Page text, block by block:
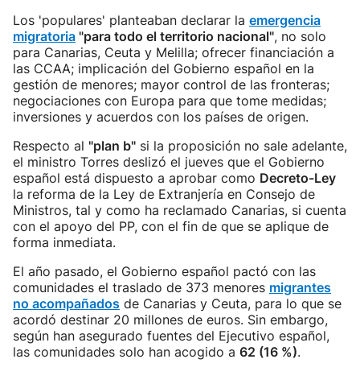
Los 'populares' planteaban declarar la emergencia
migratoria "para todo el territorio nacional", no solo
para Canarias, Ceuta y Melilla; ofrecer financiación a
las CCAA; implicación del Gobierno español en la
gestión de menores; mayor control de las fronteras;
negociaciones con Europa para que tome medidas;
inversiones y acuerdos con los países de origen.
Respecto al "plan b" si la proposición no sale adelante,
el ministro Torres deslizó el jueves que el Gobierno
español está dispuesto a aprobar como Decreto-Ley
la reforma de la Ley de Extranjería en Consejo de
Ministros, tal y como ha reclamado Canarias, si cuenta
con el apoyo del PP, con el fin de que se aplique de
forma inmediata.
El año pasado, el Gobierno español pactó con las
comunidades el traslado de 373 menores migrantes
no acompañados de Canarias y Ceuta, para lo que se
acordó destinar 20 millones de euros. Sin embargo,
según han asegurado fuentes del Ejecutivo español,
las comunidades solo han acogido a 62 (16 %).